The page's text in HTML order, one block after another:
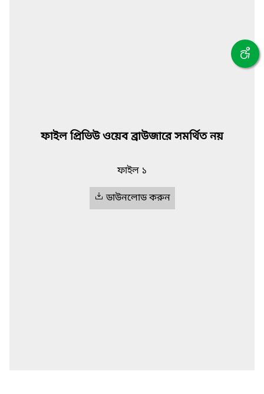
ফাইল প্রিভিউ ওয়েব ব্রাউজারে সমর্থিত নয়
ফাইল ১
ডাউনলোড করুন